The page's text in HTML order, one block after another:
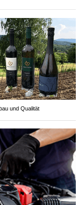
und Qualität